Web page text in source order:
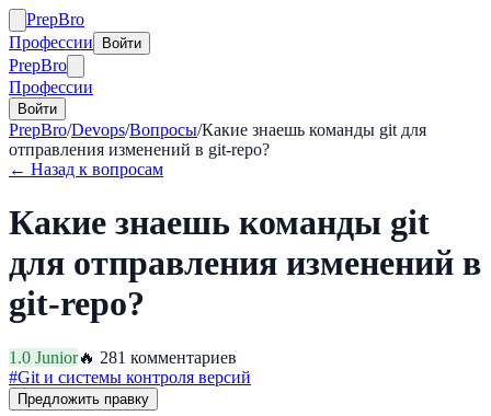
PrepBro
Профессии
Войти
PrepBro
Профессии
Войти
PrepBro/Devops/Вопросы/Какие знаешь команды git для
отправления изменений в git-repo?
← Назад к вопросам
Какие знаешь команды git
для отправления изменений в
git-repo?
1.0 Junior🔥 281 комментариев
#Git и системы контроля версий
Предложить правку